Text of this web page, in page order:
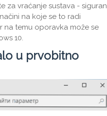
za vraćanje sustava - siguran
na koje se to radi
na temu oporavka može se
10.
u prvobitno